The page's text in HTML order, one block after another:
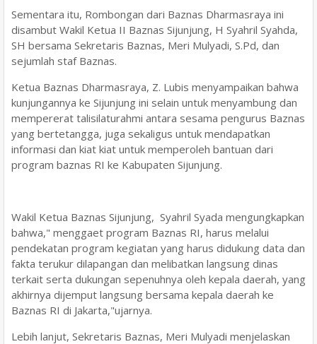
Sementara itu, Rombongan dari Baznas Dharmasraya ini
disambut Wakil Ketua II Baznas Sijunjung, H Syahril Syahda,
SH bersama Sekretaris Baznas, Meri Mulyadi, S.Pd, dan
sejumlah staf Baznas.
Ketua Baznas Dharmasraya, Z. Lubis menyampaikan bahwa
kunjungannya ke Sijunjung ini selain untuk menyambung dan
mempererat talisilaturahmi antara sesama pengurus Baznas
yang bertetangga, juga sekaligus untuk mendapatkan
informasi dan kiat kiat untuk memperoleh bantuan dari
program baznas RI ke Kabupaten Sijunjung.
Wakil Ketua Baznas Sijunjung, Syahril Syada mengungkapkan
bahwa," menggaet program Baznas RI, harus melalui
pendekatan program kegiatan yang harus didukung data dan
fakta terukur dilapangan dan melibatkan langsung dinas
terkait serta dukungan sepenuhnya oleh kepala daerah, yang
akhirnya dijemput langsung bersama kepala daerah ke
Baznas RI di Jakarta,"ujarnya.
Lebih lanjut, Sekretaris Baznas, Meri Mulyadi menjelaskan